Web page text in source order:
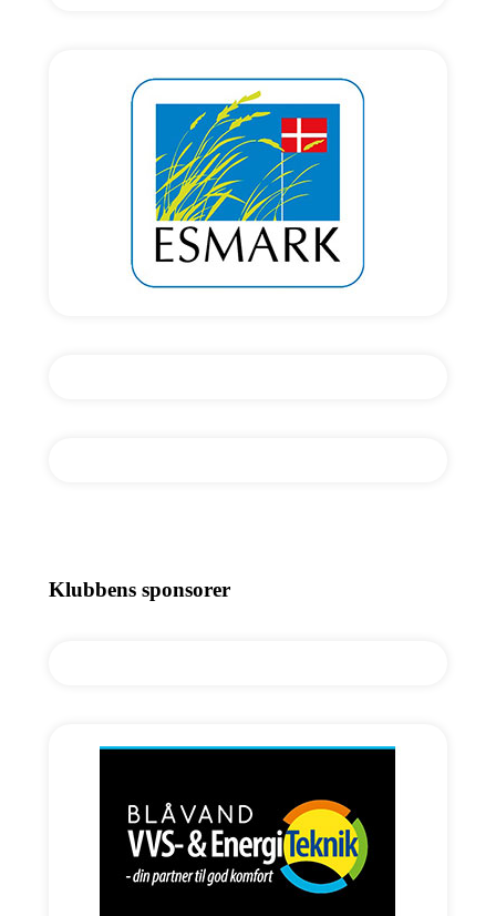
Klubbens sponsorer